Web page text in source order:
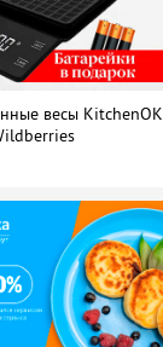
весы KitchenOK